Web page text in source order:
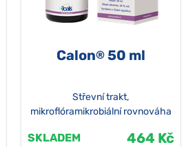
Calon®50 ml
Střevní trakt,
mikroflóramikrobiální rovnováha
SKLADEM 464 Kč